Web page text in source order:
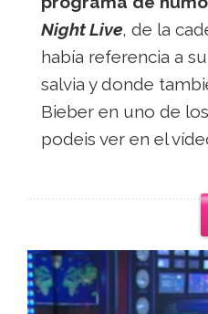
Night Live, de la
había referencia a
salvia y donde
Bieber en uno de
podeis ver en el